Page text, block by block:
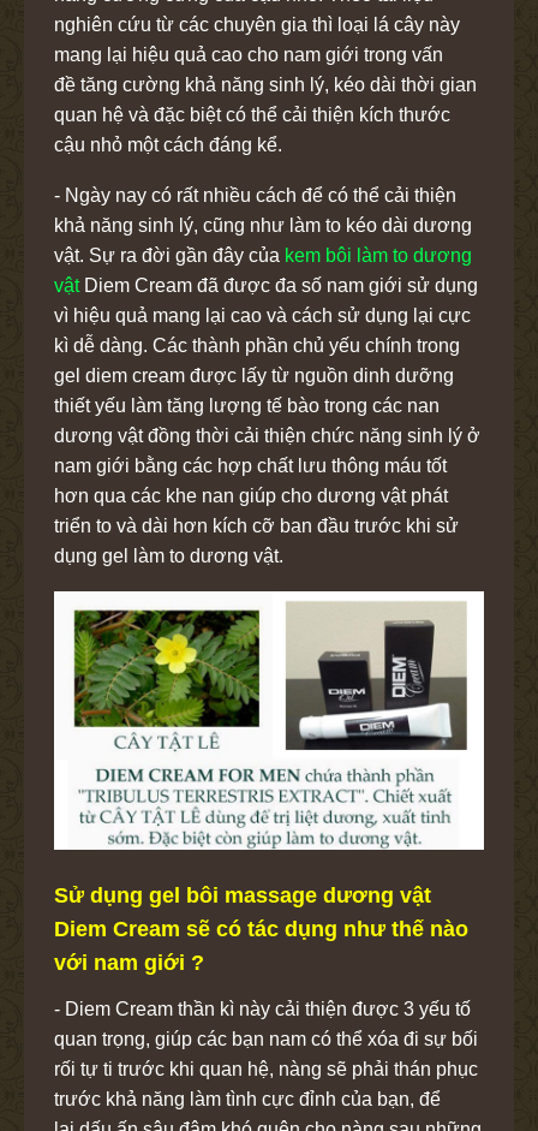
nghiên cứu từ các chuyên gia thì loại lá cây này
mang lại hiệu quả cao cho nam giới trong vấn
đề tăng cường khả năng sinh lý, kéo dài thời gian
quan hệ và đặc biệt có thể cải thiện kích thước
cậu nhỏ một cách đáng kể.
- Ngày nay có rất nhiều cách để có thể cải thiện
khả năng sinh lý, cũng như làm to kéo dài dương
vật. Sự ra đời gần đây của kem bôi làm to dương
vậtDiem Cream đã được đa số nam giới sử dụng
vì hiệu quả mang lại cao và cách sử dụng lại cực
kì dễ dàng. Các thành phần chủ yếu chính trong
gel diem cream được lấy từ nguồn dinh dưỡng
thiết yếu làm tăng lượng tế bào trong các nan
dương vật đồng thời cải thiện chức năng sinh lý ở
nam giới bằng các hợp chất lưu thông máu tốt
hơn qua các khe nan giúp cho dương vật phát
triển to và dài hơn kích cỡ ban đầu trước khi sử
dụng gel làm to dương vật.
Sử dụng gel bôi massage dương vật
Diem Cream sẽ có tác dụng như thế nào
với nam giới ?
- Diem Cream thần kì này cải thiện được 3 yếu tố
quan trọng, giúp các bạn nam có thể xóa đi sự bối
rối tự ti trước khi quan hệ, nàng sẽ phải thán phục
trước khả năng làm tình cực đỉnh của bạn, để